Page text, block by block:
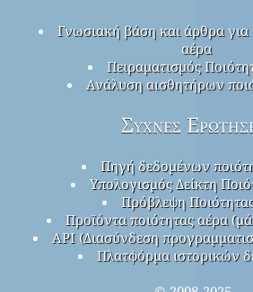
Γνωσιακή βάση και άρθρα για
αέρα
Πειραματισμός
Ανάλυση αισθητήρων
Συχνές
Πηγή δεδομένων
Υπολογισμός Δείκτη
Πρόβλεψη
Προϊόντα ποιότητας αέρα
API (Διασύνδεση
Πλατφόρμα ιστορικών